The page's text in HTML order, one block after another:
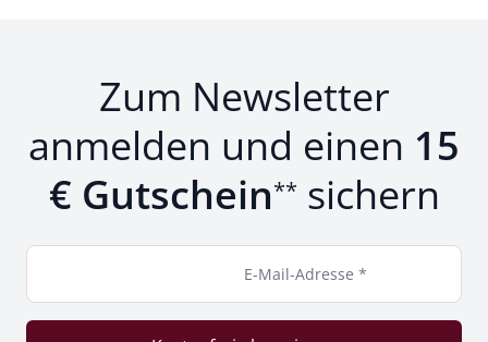
Zum Newsletter
anmelden und einen 15
€ Gutschein** sichern
E-Mail-Adresse *